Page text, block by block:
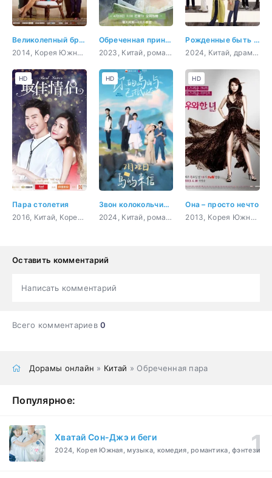
Великолепный брак
2014, Корея Южная, комедия, романтика, семейный, мелодрама
Обреченная принцесса
2023, Китай, романтика, драма
Рожденные быть единственными
2024, Китай, драма, семейный
Пара столетия
2016, Китай, Корея Южная, комедия, романтика
HD
Звон колокольчиков
2024, Китай, романтика, фэнтези
HD
Она – просто нечто
2013, Корея Южная, комедия, романтика, драма
HD
Оставить комментарий
Написать комментарий
Всего комментариев0
Дорамы онлайн » Китай » Обреченная пара
Популярное:
Хватай Сон-Джэ и беги
2024, Корея Южная, музыка, комедия, романтика, фэнтези